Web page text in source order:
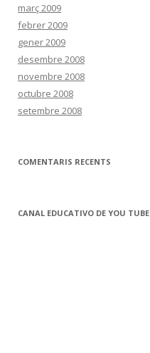
març 2009
febrer 2009
gener 2009
desembre 2008
novembre 2008
octubre 2008
setembre 2008
COMENTARIS RECENTS
CANAL EDUCATIVO DE YOU TUBE